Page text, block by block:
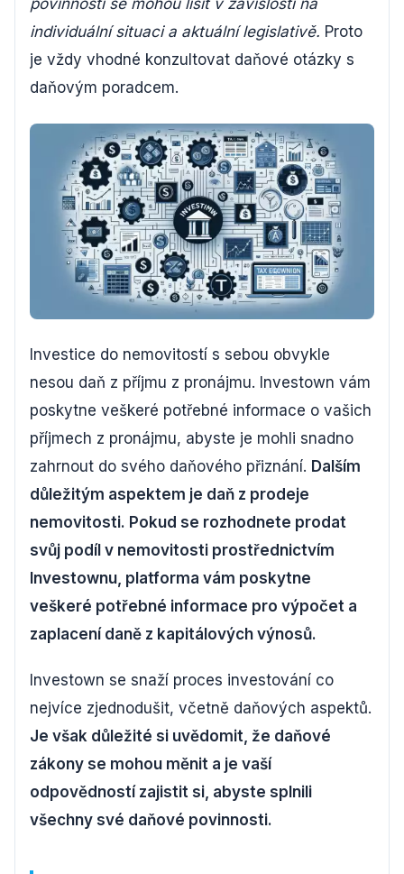
individuální situaci a aktuální legislativě. Proto
je vždy vhodné konzultovat daňové otázky s
daňovým poradcem.
Investice do nemovitostí s sebou obvykle
nesou daň z příjmu z pronájmu. Investown vám
poskytne veškeré potřebné informace o vašich
příjmech z pronájmu, abyste je mohli snadno
zahrnout do svého daňového přiznání. Dalším
důležitým aspektem je daň z prodeje
nemovitosti. Pokud se rozhodnete prodat
svůj podíl v nemovitosti prostřednictvím
Investownu, platforma vám poskytne
veškeré potřebné informace pro výpočet a
zaplacení daně z kapitálových výnosů.
Investown se snaží proces investování co
nejvíce zjednodušit, včetně daňových aspektů.
Je však důležité si uvědomit, že daňové
zákony se mohou měnit a je vaší
odpovědností zajistit si, abyste splnili
všechny své daňové povinnosti.